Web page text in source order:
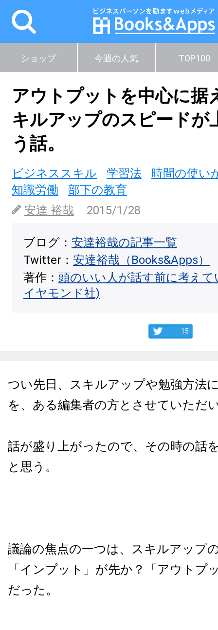
ショップ 今週の人気 TOP100
アウトプットを中心に据
キルアップのスピードが
う話。
ビジネススキル 学習法
時間の使い
知識労働
部下の教育
安達 裕哉
2015/1/28
ブログ： 安達裕哉の記事一覧
Twitter： 安達裕哉（Books&Apps）
著作： 頭のいい人が話す前に考え
イヤモンド社)
15
つい先日、スキルアップや勉強方法
を、ある編集者の方とさせていただ
話が盛り上がったので、その時の話
と思う。
議論の焦点の一つは、スキルアップ
「インプット」が先か？「アウトプ
だった。